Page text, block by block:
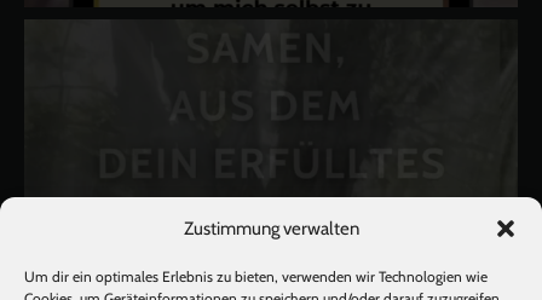
Zustimmung verwalten
Um dir ein optimales Erlebnis zu bieten, verwenden wir Technologien wie